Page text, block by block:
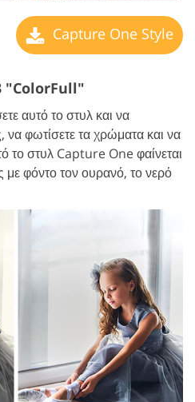
Capture One Style
"ColorFull"
αυτό το στυλ και να
να φωτίσετε τα χρώματα και να
το στυλ Capture One φαίνεται
με φόντο τον ουρανό, το νερό